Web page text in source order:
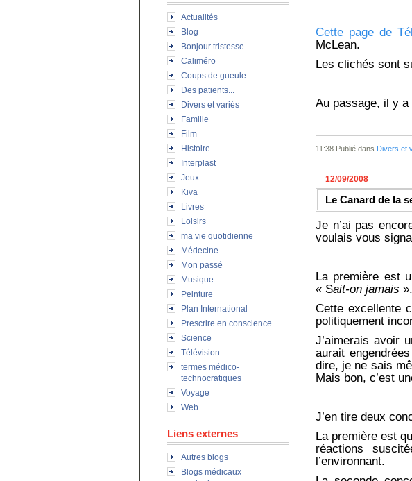
Actualités
Blog
Bonjour tristesse
Caliméro
Coups de gueule
Des patients...
Divers et variés
Famille
Film
Histoire
Interplast
Jeux
Kiva
Livres
Loisirs
ma vie quotidienne
Médecine
Mon passé
Musique
Peinture
Plan International
Prescrire en conscience
Science
Télévision
termes médico-
technocratiques
Voyage
Web
Liens externes
Autres blogs
Blogs médicaux
Cette page de
McLean.
Les clichés sont
Au passage, il y
11:38 Publié dans Divers et
12/09/2008
Le Canard de la
Je n’ai pas
voulais vous
La première est
« Sait-on jamais ».
Cette excellente
politiquement
J’aimerais avoir
aurait
dire, je ne sais
Mais bon, c’est
J’en tire deux
La première est
réactions
l’environnant.